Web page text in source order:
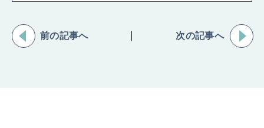
前の記事へ 次の記事へ